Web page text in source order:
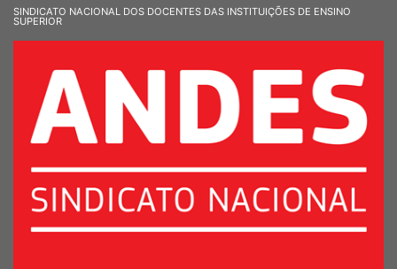
SINDICATO NACIONAL DOS DOCENTES DAS INSTITUIÇÕES DE ENSINO
SUPERIOR